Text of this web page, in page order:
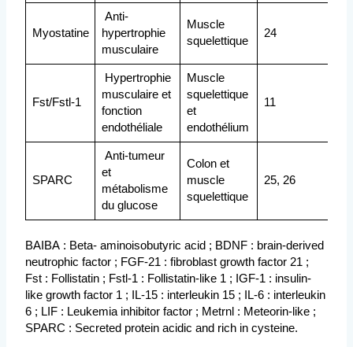
Myostatine
Anti-
hypertrophie
musculaire
Muscle
squelettique
24
Fst/Fstl-1
Hypertrophie
musculaire et
fonction
endothéliale
Muscle
squelettique
et
endothélium
11
SPARC
Anti-tumeur
et
métabolisme
du glucose
Colon et
muscle
squelettique
25, 26
BAIBA : Beta- aminoisobutyric acid ; BDNF : brain-derived
neutrophic factor ; FGF-21 : fibroblast growth factor 21 ;
Fst : Follistatin ; Fstl-1 : Follistatin-like 1 ; IGF-1 : insulin-
like growth factor 1 ; IL-15 : interleukin 15 ; IL-6 : interleukin
6 ; LIF : Leukemia inhibitor factor ; Metrnl : Meteorin-like ;
SPARC : Secreted protein acidic and rich in cysteine.